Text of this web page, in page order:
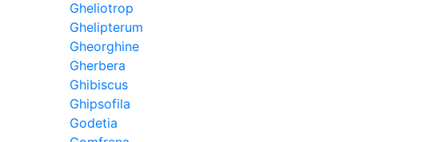
Gheliotrop
Ghelipterum
Gheorghine
Gherbera
Ghibiscus
Ghipsofila
Godetia